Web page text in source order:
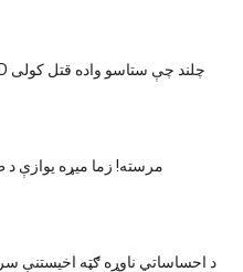
مرسته! زما میړه یوازې
د احساساتي ناوړه ګټه اخیستنې